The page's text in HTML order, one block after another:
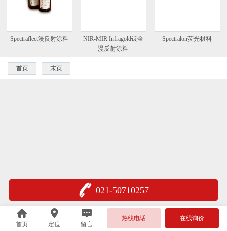
Spectraflect漫反射涂料
NIR-MIR Infragold镀金
漫反射涂料
Spectralon荧光材料
首页 末页
021-50710257
首页 定位 留言
热线电话 在线询价